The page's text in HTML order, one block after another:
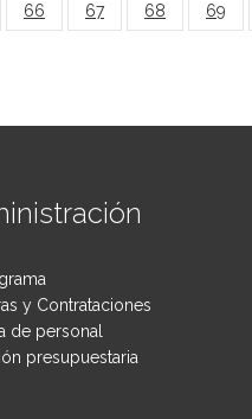
66 67 68 69
y Contrataciones
de personal
presupuestaria